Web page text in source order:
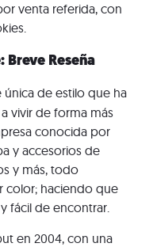
venta referida, con
Reseña
única de estilo que ha
vivir de forma más
conocida por
y accesorios de
y más, todo
color; haciendo que
fácil de encontrar.
en 2004, con una